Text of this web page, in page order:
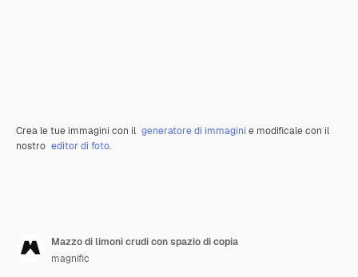
Crea le tue immagini con il generatore di immagini e modificale con il
nostro editor di foto.
Mazzo di limoni crudi con spazio di copia
magnific